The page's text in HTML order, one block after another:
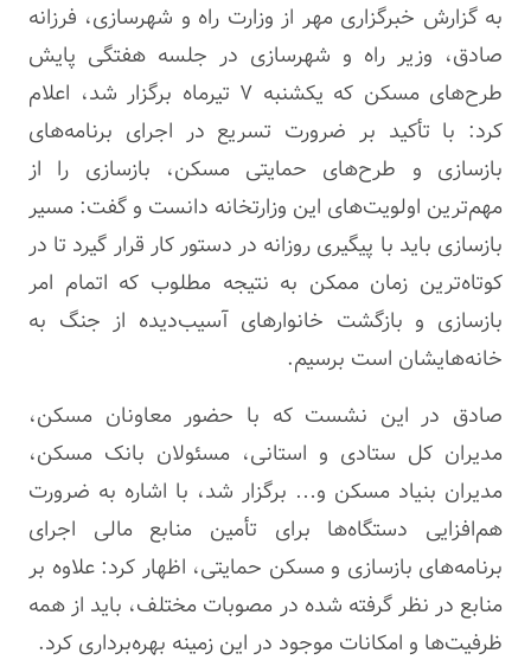
به گزارش خبرگزاری مهر از وزارت راه و شهرسازی، فرزانه
صادق، وزیر راه و شهرسازی در جلسه هفتگی پایش
طرح‌های مسکن که یکشنبه ۷ تیرماه برگزار شد، اعلام
کرد: با تأکید بر ضرورت تسریع در اجرای برنامه‌های
بازسازی و طرح‌های حمایتی مسکن، بازسازی را از
مهم‌ترین اولویت‌های این وزارتخانه دانست و گفت: مسیر
بازسازی باید با پیگیری روزانه در دستور کار قرار گیرد تا در
کوتاه‌ترین زمان ممکن به نتیجه مطلوب که اتمام امر
بازسازی و بازگشت خانوارهای آسیب‌دیده از جنگ به
خانه‌هایشان است برسیم.
صادق در این نشست که با حضور معاونان مسکن،
مدیران کل ستادی و استانی، مسئولان بانک مسکن،
مدیران بنیاد مسکن و… برگزار شد، با اشاره به ضرورت
هم‌افزایی دستگاه‌ها برای تأمین منابع مالی اجرای
برنامه‌های بازسازی و مسکن حمایتی، اظهار کرد: علاوه بر
منابع در نظر گرفته شده در مصوبات مختلف، باید از همه
ظرفیت‌ها و امکانات موجود در این زمینه بهره‌برداری کرد.